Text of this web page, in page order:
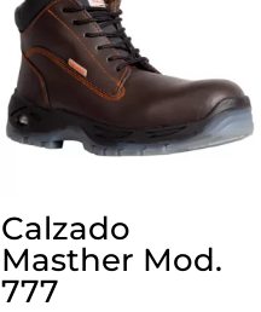
Calzado
Masther Mod.
777